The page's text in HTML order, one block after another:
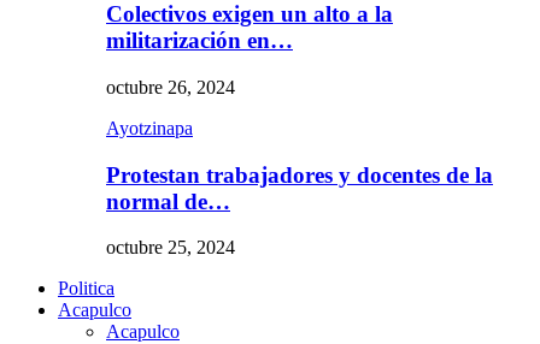
Colectivos exigen un alto a la
militarización en…
octubre 26, 2024
Ayotzinapa
Protestan trabajadores y docentes de la
normal de…
octubre 25, 2024
Politica
Acapulco
Acapulco